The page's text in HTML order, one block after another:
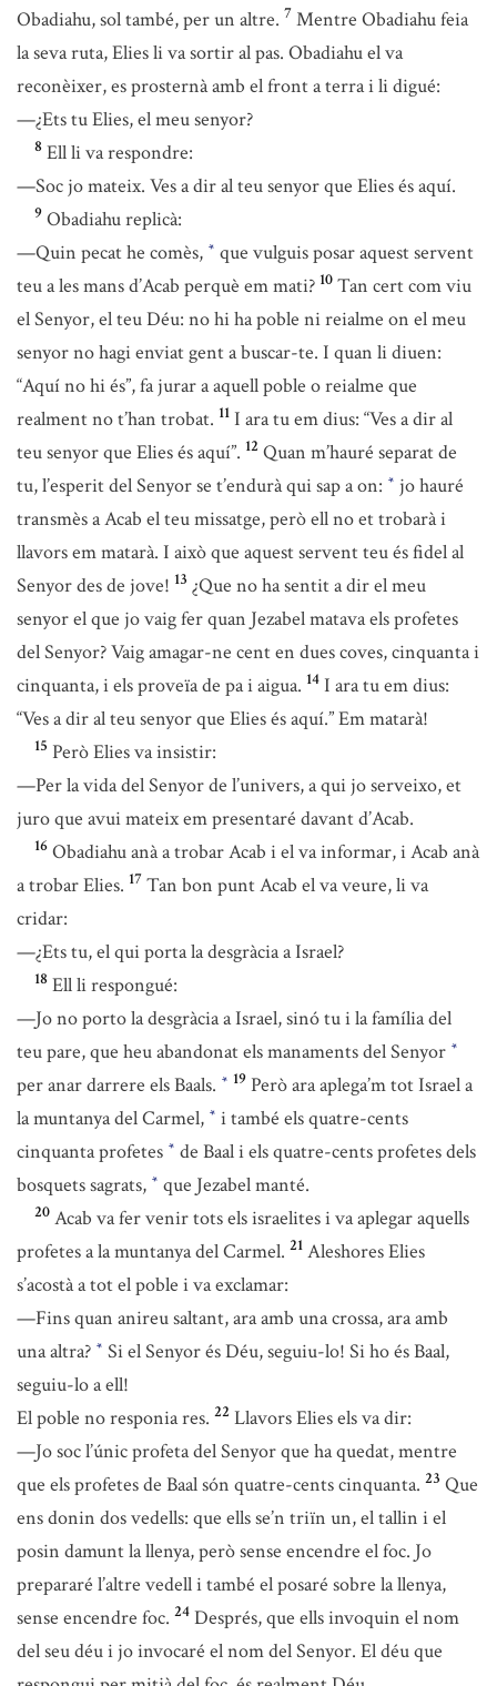
Obadiahu, sol també, per un altre. 7 Mentre Obadiahu feia
la seva ruta, Elies li va sortir al pas. Obadiahu el va
reconèixer, es prosternà amb el front a terra i li digué:
—¿Ets tu Elies, el meu senyor?
8 Ell li va respondre:
—Soc jo mateix. Ves a dir al teu senyor que Elies és aquí.
9 Obadiahu replicà:
—Quin pecat he comès, * que vulguis posar aquest servent
teu a les mans d’Acab perquè em mati? 10 Tan cert com viu
el Senyor, el teu Déu: no hi ha poble ni reialme on el meu
senyor no hagi enviat gent a buscar-te. I quan li diuen:
“Aquí no hi és”, fa jurar a aquell poble o reialme que
realment no t’han trobat. 11 I ara tu em dius: “Ves a dir al
teu senyor que Elies és aquí”. 12 Quan m’hauré separat de
tu, l’esperit del Senyor se t’endurà qui sap a on: * jo hauré
transmès a Acab el teu missatge, però ell no et trobarà i
llavors em matarà. I això que aquest servent teu és fidel al
Senyor des de jove! 13 ¿Que no ha sentit a dir el meu
senyor el que jo vaig fer quan Jezabel matava els profetes
del Senyor? Vaig amagar-ne cent en dues coves, cinquanta i
cinquanta, i els proveïa de pa i aigua. 14 I ara tu em dius:
“Ves a dir al teu senyor que Elies és aquí.” Em matarà!
15 Però Elies va insistir:
—Per la vida del Senyor de l’univers, a qui jo serveixo, et
juro que avui mateix em presentaré davant d’Acab.
16 Obadiahu anà a trobar Acab i el va informar, i Acab anà
a trobar Elies. 17 Tan bon punt Acab el va veure, li va
cridar:
—¿Ets tu, el qui porta la desgràcia a Israel?
18 Ell li respongué:
—Jo no porto la desgràcia a Israel, sinó tu i la família del
teu pare, que heu abandonat els manaments del Senyor *
per anar darrere els Baals. * 19 Però ara aplega’m tot Israel a
la muntanya del Carmel, * i també els quatre-cents
cinquanta profetes * de Baal i els quatre-cents profetes dels
bosquets sagrats, * que Jezabel manté.
20 Acab va fer venir tots els israelites i va aplegar aquells
profetes a la muntanya del Carmel. 21 Aleshores Elies
s’acostà a tot el poble i va exclamar:
—Fins quan anireu saltant, ara amb una crossa, ara amb
una altra? * Si el Senyor és Déu, seguiu-lo! Si ho és Baal,
seguiu-lo a ell!
El poble no responia res. 22 Llavors Elies els va dir:
—Jo soc l’únic profeta del Senyor que ha quedat, mentre
que els profetes de Baal són quatre-cents cinquanta. 23 Que
ens donin dos vedells: que ells se’n triïn un, el tallin i el
posin damunt la llenya, però sense encendre el foc. Jo
prepararé l’altre vedell i també el posaré sobre la llenya,
sense encendre foc. 24 Després, que ells invoquin el nom
del seu déu i jo invocaré el nom del Senyor. El déu que